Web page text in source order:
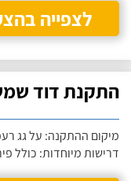
לצפייה
התקנת דוד שמש
מיקום ההתקנה: על גג
דרישות מיוחדות: כולל